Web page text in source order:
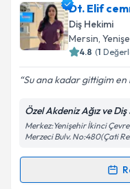
Dt. Ali Can Anay
Size bu uzmandan
hazırlandığında
Kişisel
Metni'ni
kapsamda
Dt. Elif
Diş Hekimi
Mersin,
4.8 (1
Su ana kadar gittigim
Özel Akdeniz Ağız ve Diş
Merkez:Yenişehir İkinci
Merzeci Bulv. No:480(Çati
Randevu